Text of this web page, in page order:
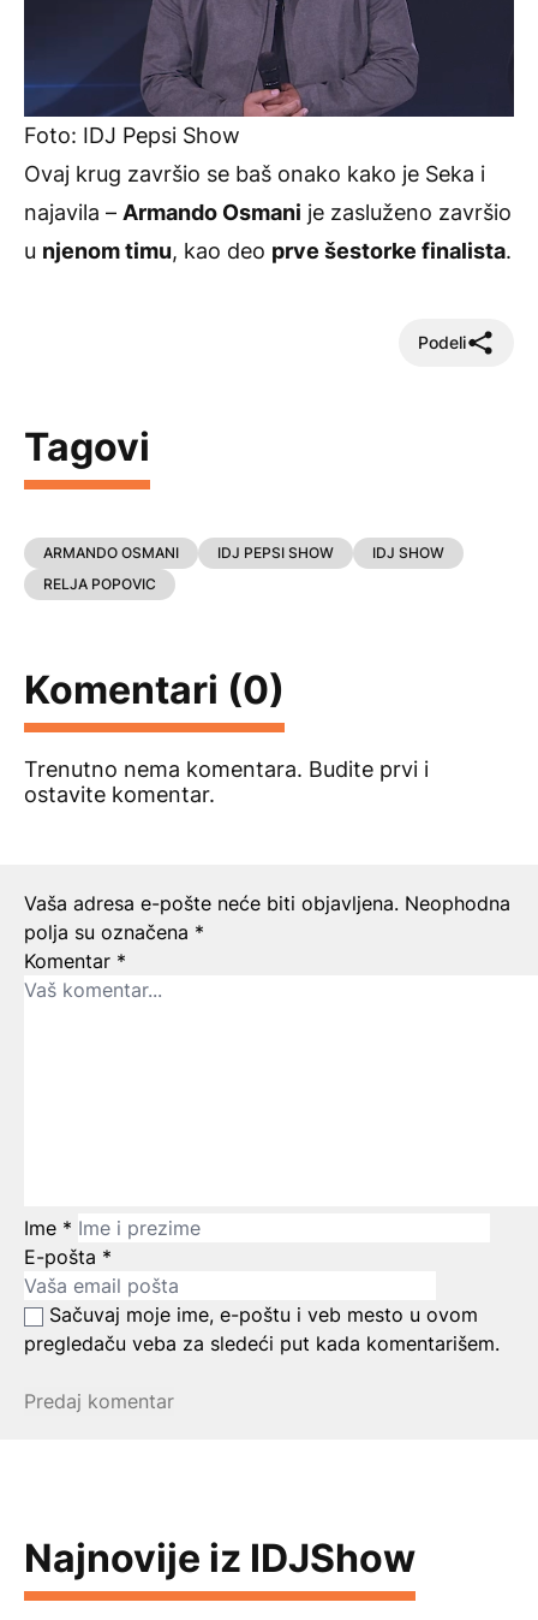
Foto: IDJ Pepsi Show
Ovaj krug završio se baš onako kako je Seka i
najavila – Armando Osmani je zasluženo završio
u njenom timu, kao deo prve šestorke finalista.
Podeli
Tagovi
ARMANDO OSMANI IDJ PEPSI SHOW
IDJ SHOW
RELJA POPOVIC
Komentari (0)
Trenutno nema komentara. Budite prvi i
ostavite komentar.
Ostavite odgovor
Vaša adresa e-pošte neće biti objavljena. Neophodna
polja su označena *
Komentar *
Ime *
E-pošta *
Sačuvaj moje ime, e-poštu i veb mesto u ovom
pregledaču veba za sledeći put kada komentarišem.
Najnovije iz IDJShow